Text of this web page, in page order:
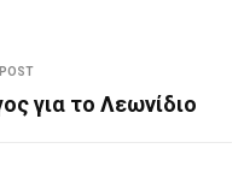
για το Λεωνίδιο